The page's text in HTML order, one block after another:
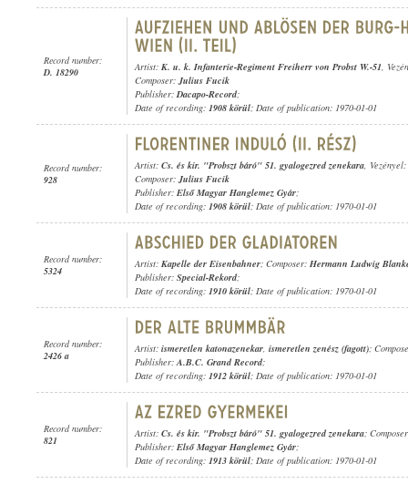
Record number:
D. 18290
Artist: K. u. k. Infanterie-Regiment Freiherr von Probst W.-51,
Composer:Julius Fucik
Publisher:Dacapo-Record;
Date of recording: 1908 körül; Date of publication: 1970-01-01
Record number:
928
Artist: Cs. és kir. "Probszt báró" 51. gyalogezred zenekara, Vezényel:
Composer:Julius Fucik
Publisher: Első Magyar Hanglemez Gyár;
Date of recording: 1908 körül; Date of publication: 1970-01-01
Record number:
5324
Artist: Kapelle der Eisenbahner; Composer: Hermann Ludwig
Publisher: Special-Rekord;
Date of recording: 1910 körül; Date of publication: 1970-01-01
Record number:
2426 a
Artist: ismeretlen katonazenekar, ismeretlen zenész (fagott);
Publisher:A.B.C. Grand Record;
Date of recording: 1912 körül; Date of publication: 1970-01-01
Record number:
821
Artist: Cs. és kir. "Probszt báró" 51. gyalogezred zenekara;
Publisher: Első Magyar Hanglemez Gyár;
Date of recording: 1913 körül; Date of publication: 1970-01-01